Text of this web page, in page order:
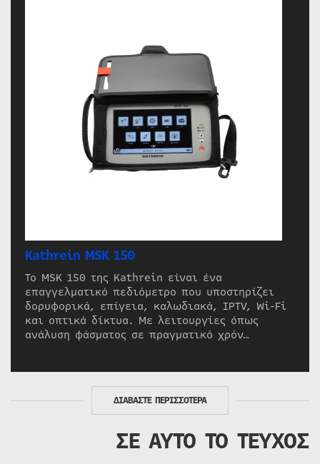
Kathrein MSK 150
Το MSK 150 της Kathrein είναι ένα
επαγγελματικό πεδιόμετρο που υποστηρίζει
δορυφορικά, επίγεια, καλωδιακά, IPTV, Wi-Fi
και οπτικά δίκτυα. Με λειτουργίες όπως
ανάλυση φάσματος σε πραγματικό χρόν…
ΔΙΑΒΑΣΤΕ ΠΕΡΙΣΣΟΤΕΡΑ
ΣΕ ΑΥΤΟ ΤΟ ΤΕΥΧΟΣ